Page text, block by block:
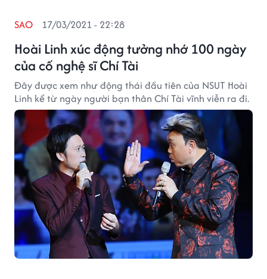
Hoài Linh xúc động tưởng nhớ 100 ngày
của cố nghệ sĩ Chí Tài
SAO 17/03/2021 - 22:28
Đây được xem như động thái đầu tiên của NSUT Hoài
Linh kể từ ngày người bạn thân Chí Tài vĩnh viễn ra đi.